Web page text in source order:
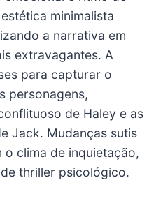
minimalista
a narrativa em
extravagantes. A
para capturar o
personagens,
de Haley e as
Jack. Mudanças sutis
o clima de inquietação,
thriller psicológico.